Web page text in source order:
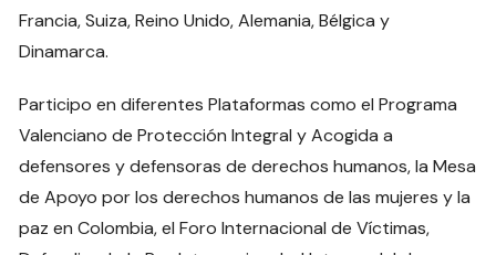
Francia, Suiza, Reino Unido, Alemania, Bélgica y
Dinamarca.
Participo en diferentes Plataformas como el Programa
Valenciano de Protección Integral y Acogida a
defensores y defensoras de derechos humanos, la Mesa
de Apoyo por los derechos humanos de las mujeres y la
paz en Colombia, el Foro Internacional de Víctimas,